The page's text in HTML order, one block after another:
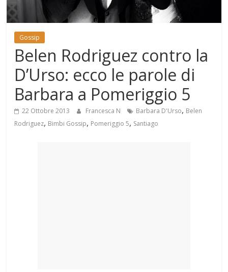
Mondo
Gossip
Belen Rodriguez contro la
D’Urso: ecco le parole di
Barbara a Pomeriggio 5
22 Ottobre 2013 Francesca N Barbara D'Urso, Belen
Rodriguez, Bimbi Gossip, Pomeriggio 5, Santiago